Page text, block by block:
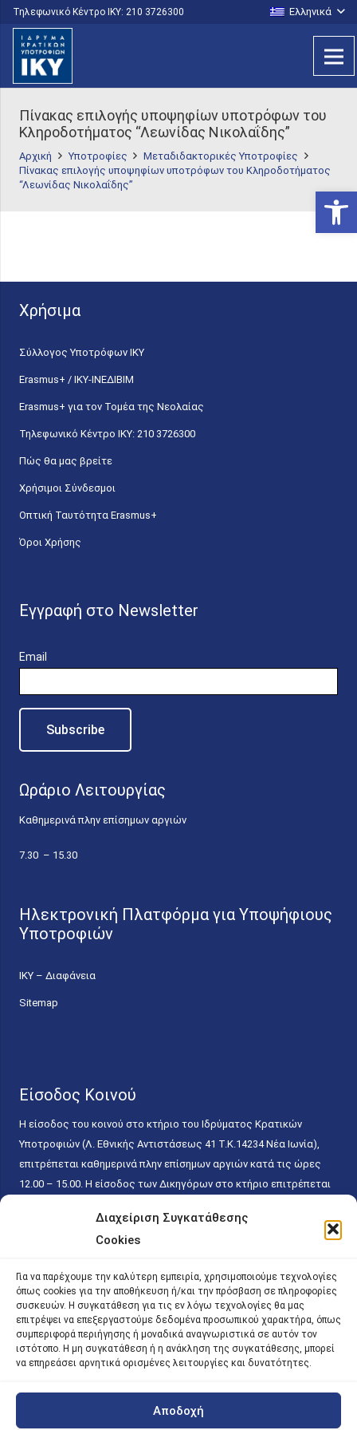
Διαχείριση Συγκατάθεσης
Cookies
Για να παρέχουμε την καλύτερη εμπειρία, χρησιμοποιούμε τεχνολογίες
όπως cookies για την αποθήκευση ή/και την πρόσβαση σε πληροφορίες
συσκευών. Η συγκατάθεση για τις εν λόγω τεχνολογίες θα μας
επιτρέψει να επεξεργαστούμε δεδομένα προσωπικού χαρακτήρα, όπως
συμπεριφορά περιήγησης ή μοναδικά αναγνωριστικά σε αυτόν τον
ιστότοπο. Η μη συγκατάθεση ή η ανάκληση της συγκατάθεσης, μπορεί
να επηρεάσει αρνητικά ορισμένες λειτουργίες και δυνατότητες.
Αποδοχή
Τηλεφωνικό Κέντρο IKY: 210 3726300 Ελληνικά
Πίνακας επιλογής υποψηφίων υποτρόφων του
Κληροδοτήματος “Λεωνίδας Νικολαΐδης”
Αρχική Υποτροφίες
Μεταδιδακτορικές Υποτροφίες
Πίνακας επιλογής υποψηφίων υποτρόφων του Κληροδοτήματος
“Λεωνίδας Νικολαΐδης”
Χρήσιμα
Σύλλογος Υποτρόφων ΙΚΥ
Erasmus+ / ΙΚΥ-ΙΝΕΔΙΒΙΜ
Erasmus+ για τον Τομέα της Νεολαίας
Τηλεφωνικό Κέντρο IKY: 210 3726300
Πώς θα μας βρείτε
Χρήσιμοι Σύνδεσμοι
Οπτική Ταυτότητα Erasmus+
Όροι Χρήσης
Εγγραφή στο Newsletter
Email
Ωράριο Λειτουργίας
Καθημερινά πλην επίσημων αργιών
7.30 – 15.30
Ηλεκτρονική Πλατφόρμα για Υποψήφιους
Υποτροφιών
ΙΚΥ – Διαφάνεια
Sitemap
Είσοδος Κοινού
Η είσοδος του κοινού στο κτήριο του Ιδρύματος Κρατικών
Υποτροφιών (Λ. Εθνικής Αντιστάσεως 41 T.K.14234 Νέα Ιωνία),
επιτρέπεται καθημερινά πλην επίσημων αργιών κατά τις ώρες
12.00 – 15.00. Η είσοδος των Δικηγόρων στο κτήριο επιτρέπεται
κάθε εργάσιμη ημέρα και ώρα χωρίς κανέναν χρονικό ή άλλο
περιορισμό. Η είσοδος του κοινού ειδικά στο γραφείο του
15.00. Η εξυπηρέτηση του κοινού πραγματοποιείται βάσει των
παγίων ισχυουσών διατάξεων. Για την αποφυγή συνωστισμού
εντός του εσωτερικού χώρου εξυπηρέτησης και αναμονής του
κοινού, η εξυπηρέτησή του δύναται να πραγματοποιείται κατόπιν
προγραμματισμένου ραντεβού.
| iky.gr | All Rights Reserved